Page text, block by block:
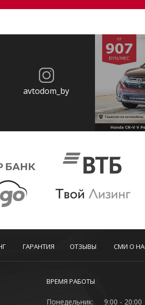
avtodom_by
ГАРАНТИЯ ОТЗЫВЫ СМИ О
ВРЕМЯ РАБОТЫ
Понедельник: 9:00 - 20:00